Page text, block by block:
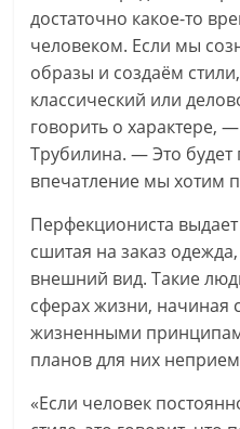
достаточно какое-то
человеком. Если мы
образы и создаём
классический или
говорить о характере,
Трубилина. — Это будет
впечатление мы хотим
Перфекциониста
сшитая на заказ
внешний вид. Такие
сферах жизни, начиная
жизненными
планов для них
«Если человек